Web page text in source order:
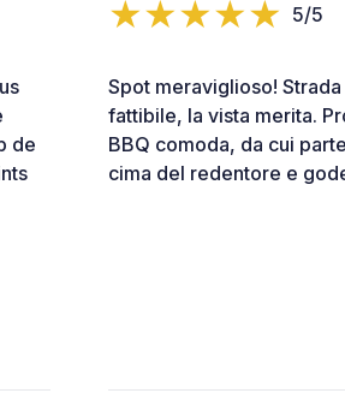
de
5/5
Spot meraviglioso!
fattibile, la vista merita.
BBQ comoda, da cui
cima del redentore e